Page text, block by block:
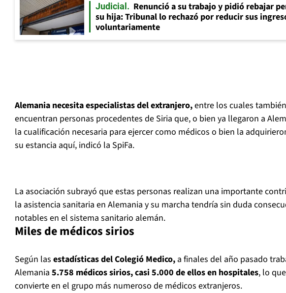
Judicial
Renunció a su trabajo y pidió rebajar
su hija: Tribunal lo rechazó por reducir sus
voluntariamente
Alemania necesita especialistas del extranjero,entre los cuales
encuentran personas procedentes de Siria que, o bien ya llegaron a
la cualificación necesaria para ejercer como médicos o bien la
su estancia aquí, indicó la SpiFa.
La asociación subrayó que estas personas realizan una importante
la asistencia sanitaria en Alemania y su marcha tendría sin duda
notables en el sistema sanitario alemán.
Miles de médicos sirios
Según las estadísticas del Colegió Medico, a finales del año pasado
Alemania 5.758 médicos sirios, casi 5.000 de ellos en hospitales, lo
convierte en el grupo más numeroso de médicos extranjeros.